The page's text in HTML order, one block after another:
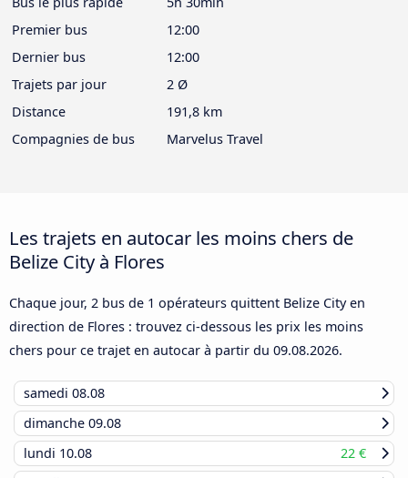
Premier bus
12:00
Dernier bus
12:00
Trajets par jour
2 Ø
Distance
191,8 km
Compagnies de bus
Marvelus Travel
Les trajets en autocar les moins chers de
Belize City à Flores
Chaque jour, 2 bus de 1 opérateurs quittent Belize City en
direction de Flores : trouvez ci-dessous les prix les moins
chers pour ce trajet en autocar à partir du 09.08.2026.
samedi 08.08
dimanche 09.08
lundi 10.08
22 €